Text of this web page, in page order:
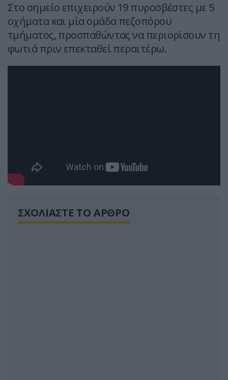
Στο σημείο επιχειρούν 19 πυροσβέστες με 5
οχήματα και μία ομάδα πεζοπόρου
τμήματος, προσπαθώντας να περιορίσουν τη
φωτιά πριν επεκταθεί περαιτέρω.
ΣΧΟΛΙΑΣΤΕ ΤΟ ΑΡΘΡΟ